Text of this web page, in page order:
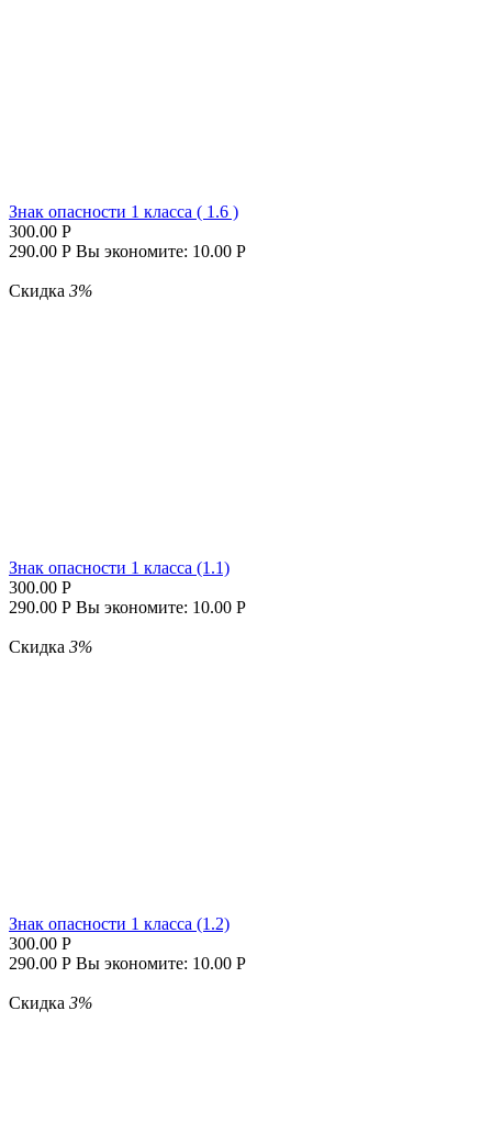
Знак опасности 1 класса ( 1.6 )
300.00 Р
290.00 Р Вы экономите: 10.00 Р
Скидка 3%
Знак опасности 1 класса (1.1)
300.00 Р
290.00 Р Вы экономите: 10.00 Р
Скидка 3%
Знак опасности 1 класса (1.2)
300.00 Р
290.00 Р Вы экономите: 10.00 Р
Скидка 3%